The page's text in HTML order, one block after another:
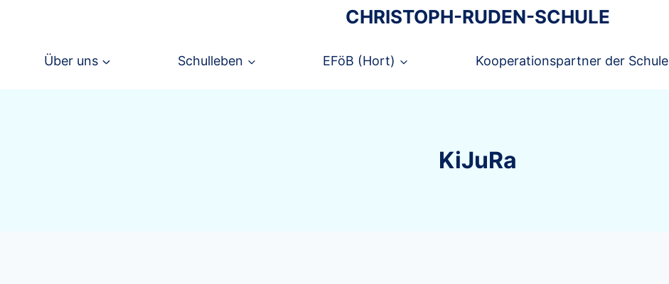
CHRISTOPH-RUDEN-SCHULE
Über uns Schulleben EFöB (Hort) Kooperationspartner der Schule
KiJuRa